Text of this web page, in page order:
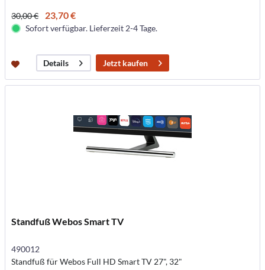
30,00 € 23,70 €
Sofort verfügbar. Lieferzeit 2-4 Tage.
Details Jetzt kaufen
Standfuß Webos Smart TV
490012
Standfuß für Webos Full HD Smart TV 27", 32"